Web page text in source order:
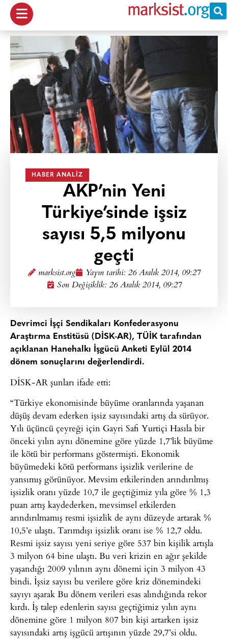
HABER ANALIZ
AKP’nin Yeni
Türkiye’sinde işsiz
sayısı 5,5 milyonu
geçti
marksist.org Yayın tarihi: 26 Aralık 2014, 09:27
Son Değişiklik: 26 Aralık 2014, 09:27
Devrimci İşçi Sendikaları Konfederasyonu
Araştırma Enstitüsü (DİSK-AR), TÜİK tarafından
açıklanan Hanehalkı İşgücü Anketi Eylül 2014
dönem sonuçlarını değerlendirdi.
DİSK-AR şunları ifade etti:
“Türkiye ekonomisinde büyüme oranlarında yaşanan
düşüş devam ederken işsiz sayısındaki artış da sürüyor.
Yılı üçüncü çeyreği için Gayri Safi Yurtiçi Hasıla bir
önceki yılın aynı dönemine göre yüzde 1,7’lik büyüme
ile kötü bir performans göstermişti. Ekonomik
büyümedeki kötü performans işsizlik verilerine de
yansımış görünüyor. Mevsim etkilerinden arındırılmış
işsizlik oranı yüzde 10,7 ile geçtiğimiz yıla göre % 1,3
puan artış kaydederken, mevsimsel etkilerden
arındırılmamış resmi işsizlik de aynı düzeyde artarak %
10,5’e ulaştı. Tarımdışı işsizlik oranı ise % 12,7 oldu.
Resmi işsiz sayısı yeni seriye göre 537 bin kişilik artışla
3 milyon 64 bine ulaştı. Bu veri krizin en ağır şekilde
yaşandığı 2009 yılının aynı dönemi için 3 milyon 43
bindi. İşsiz sayısı bu verilere göre kriz dönemindeki
sayıyı aşarak Bu dönem verileri esas alındığında rekor
kırdı. İş talep edenlerin sayısı geçtiğimiz yılın aynı
dönemine göre 1 milyon 807 bin kişi artarken işsiz
sayısındaki artış işgücü artışının yüzde 29,7’si oldu.